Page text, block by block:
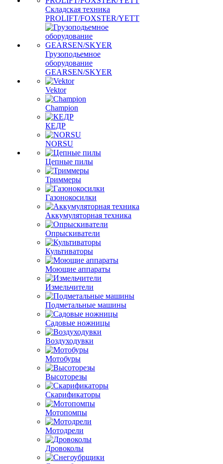
Складская техника
PROLIFT/FOXSTER/YETT
Грузоподьемное
оборудование
GEARSEN/SKYER
Vektor
Champion
КЕДР
NORSU
Цепные пилы
Триммеры
Газонокосилки
Аккумуляторная техника
Опрыскиватели
Культиваторы
Моющие аппараты
Измельчители
Подметальные машины
Садовые ножницы
Воздуходувки
Мотобуры
Высоторезы
Скарификаторы
Мотопомпы
Мотодрели
Дровоколы